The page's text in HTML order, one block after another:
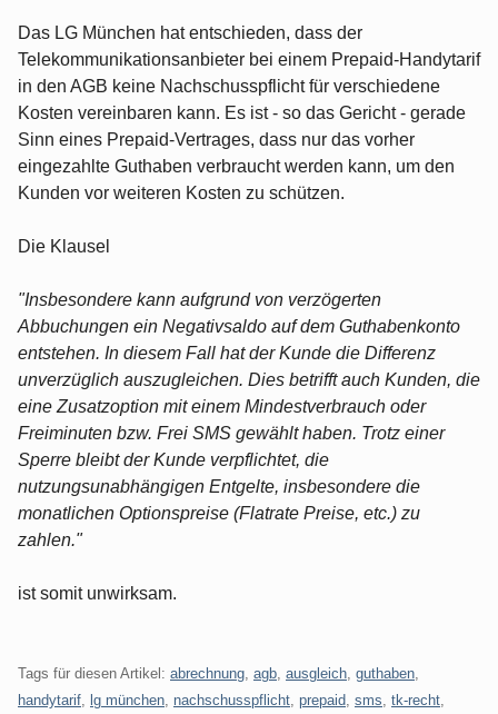
Das LG München hat entschieden, dass der
Telekommunikationsanbieter bei einem Prepaid-Handytarif
in den AGB keine Nachschusspflicht für verschiedene
Kosten vereinbaren kann. Es ist - so das Gericht - gerade
Sinn eines Prepaid-Vertrages, dass nur das vorher
eingezahlte Guthaben verbraucht werden kann, um den
Kunden vor weiteren Kosten zu schützen.
Die Klausel
"Insbesondere kann aufgrund von verzögerten
Abbuchungen ein Negativsaldo auf dem Guthabenkonto
entstehen. In diesem Fall hat der Kunde die Differenz
unverzüglich auszugleichen. Dies betrifft auch Kunden, die
eine Zusatzoption mit einem Mindestverbrauch oder
Freiminuten bzw. Frei SMS gewählt haben. Trotz einer
Sperre bleibt der Kunde verpflichtet, die
nutzungsunabhängigen Entgelte, insbesondere die
monatlichen Optionspreise (Flatrate Preise, etc.) zu
zahlen."
ist somit unwirksam.
Tags für diesen Artikel: abrechnung agb ausgleich guthaben
handytarif
lg münchen nachschusspflicht prepaid sms tk-recht